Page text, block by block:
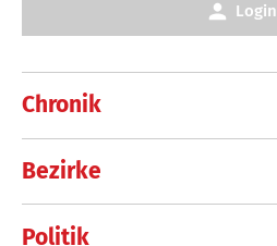
Chronik
Bezirke
Politik
Login